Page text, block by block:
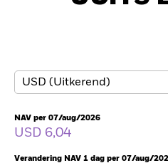
Beleggingsinformatie
Nederland
BlackRock
NAV per 07/aug/2026
USD 6,04
Verandering NAV 1 dag per 07/aug/